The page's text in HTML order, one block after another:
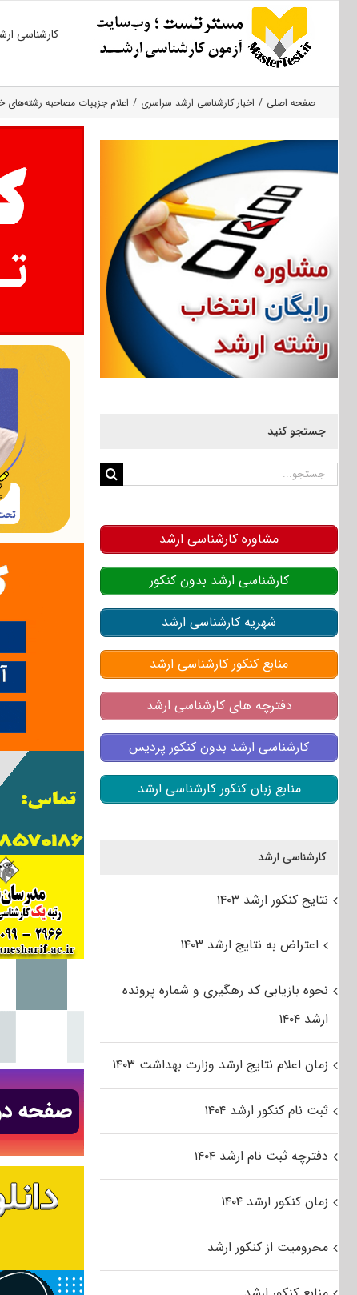
کارشناسی
صفحه اصلی اخبار کارشناسی ارشد سراسری اعلام جزییات مصاحبه رشته‌های
جستجو کنید
جستجو
مشاوره کارشناسی ارشد
کارشناسی ارشد بدون کنکور
شهریه کارشناسی ارشد
منابع کنکور کارشناسی ارشد
دفترچه های کارشناسی ارشد
کارشناسی ارشد بدون کنکور پردیس
منابع زبان کنکور کارشناسی ارشد
کارشناسی ارشد
نتایج کنکور ارشد ۱۴۰۳
اعتراض به نتایج ارشد ۱۴۰۳
نحوه بازیابی کد رهگیری و شماره پرونده
ارشد ۱۴۰۴
زمان اعلام نتایج ارشد وزارت بهداشت ۱۴۰۳
ثبت نام کنکور ارشد ۱۴۰۴
دفترچه ثبت نام ارشد ۱۴۰۴
زمان کنکور ارشد ۱۴۰۴
محرومیت از کنکور ارشد